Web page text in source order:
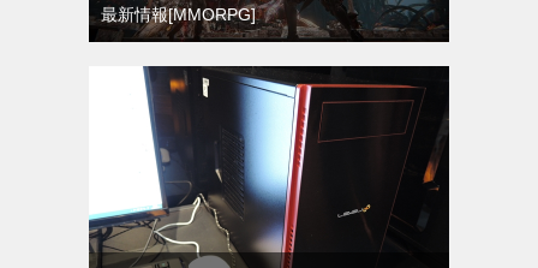
最新情報[MMORPG]